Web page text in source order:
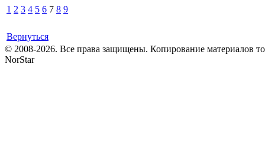
1 2 3 4 5 6 7 8 9
Вернуться
© 2008-2026. Все права защищены. Копирование материалов
NorStar